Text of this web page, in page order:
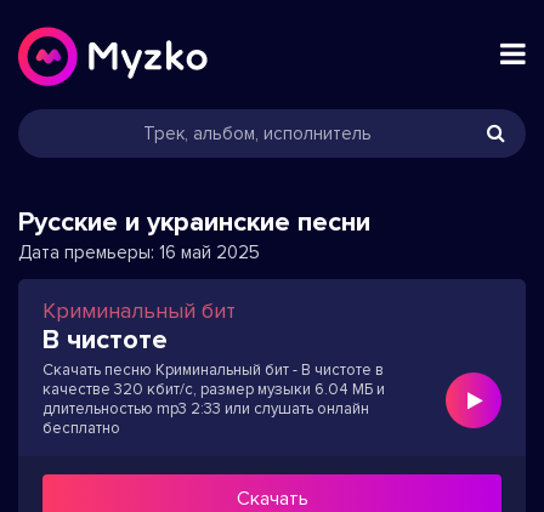
Русские и украинские песни
Дата премьеры: 16 май 2025
Криминальный бит
В чистоте
Скачать песню Криминальный бит - В чистоте в
качестве 320 кбит/с, размер музыки 6.04 МБ и
длительностью mp3 2:33 или слушать онлайн
бесплатно
Скачать